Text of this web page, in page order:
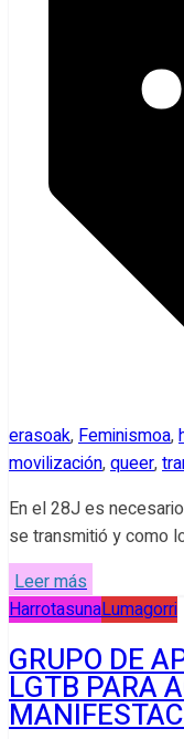
erasoak, Feminismoa,
movilización,queer,
En el 28J es
se transmitió y como
Leer más
HarrotasunaLumagorri
GRUPO DE
LGTB PARA